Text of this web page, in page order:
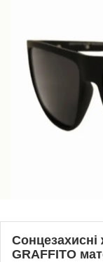
Сонцезахисні
GRAFFITO